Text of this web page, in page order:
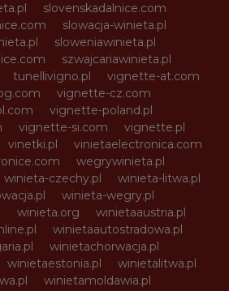
slovenskadalnice.com
slowacja-winieta.pl
sloweniawinieta.pl
szwajcariawinieta.pl
tunellivigno.pl
vignette-at.com
vignette-cz.com
vignette-poland.pl
vignette-si.com
vignette.pl
vinetki.pl
vinietaelectronica.com
wegrywinieta.pl
winieta-czechy.pl
winieta-litwa.pl
winieta-wegry.pl
winieta.org
winietaaustria.pl
winietaautostradowa.pl
winietachorwacja.pl
winietaestonia.pl
winietalitwa.pl
winietamoldawia.pl